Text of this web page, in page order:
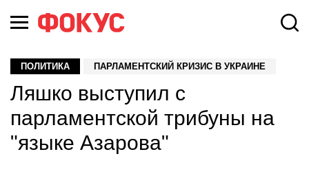
ПОЛИТИКА ПАРЛАМЕНТСКИЙ КРИЗИС В УКРАИНЕ
Ляшко выступил с
парламентской трибуны на
"языке Азарова"